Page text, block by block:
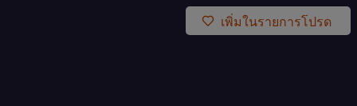
เพิ่มในรายการโปรด